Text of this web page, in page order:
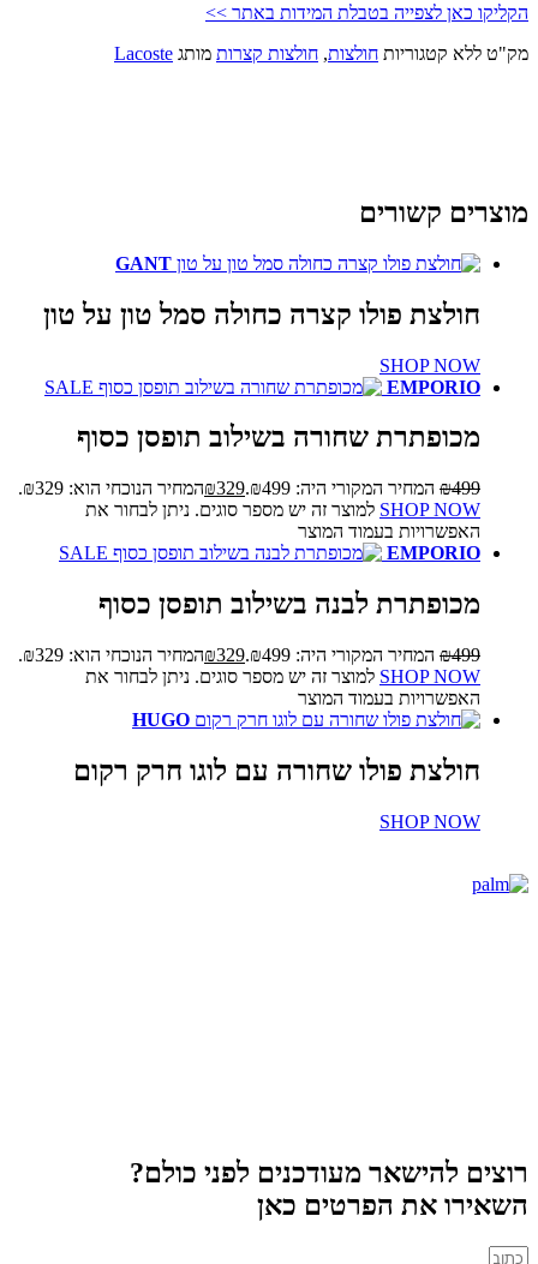
הקליקו כאן לצפייה בטבלת המידות באתר >>
מק"ט ללא קטגוריות חולצות, חולצות קצרות מותג Lacoste
המלאי אזל
מוצרים קשורים
GANT
חולצת פולו קצרה כחולה סמל טון על טון
SHOP NOW
SALE
EMPORIO
מכופתרת שחורה בשילוב תופסן כסוף
₪499 המחיר המקורי היה: ₪499. ₪329
המחיר הנוכחי הוא: ₪329.
SHOP NOW למוצר זה יש מספר סוגים. ניתן לבחור את
האפשרויות בעמוד המוצר
SALE
EMPORIO
מכופתרת לבנה בשילוב תופסן כסוף
₪499 המחיר המקורי היה: ₪499. ₪329
המחיר הנוכחי הוא: ₪329.
SHOP NOW למוצר זה יש מספר סוגים. ניתן לבחור את
האפשרויות בעמוד המוצר
HUGO
חולצת פולו שחורה עם לוגו חרק רקום
SHOP NOW
רוצים להישאר מעודכנים לפני כולם?
השאירו את הפרטים כאן